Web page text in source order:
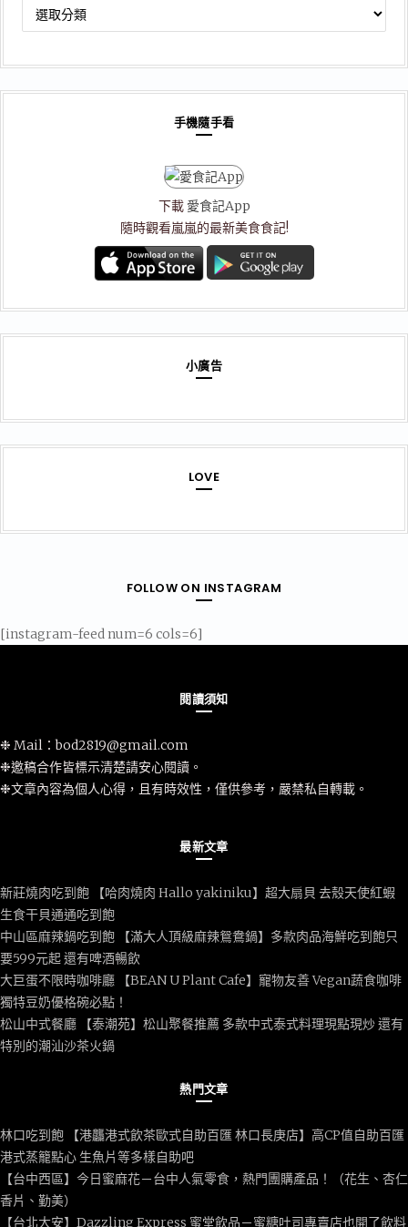
章
類
手機隨手看
下載 愛食記App
隨時觀看嵐嵐的最新美食食記!
小廣告
LOVE
FOLLOW ON INSTAGRAM
[instagram-feed num=6 cols=6]
閱讀須知
❉ Mail：bod2819@gmail.com
❉邀稿合作皆標示清楚請安心閱讀。
❉文章內容為個人心得，且有時效性，僅供參考，嚴禁私自轉載。
最新文章
新莊燒肉吃到飽 【哈肉燒肉 Hallo yakiniku】超大扇貝 去殼天使紅蝦
生食干貝通通吃到飽
中山區麻辣鍋吃到飽 【滿大人頂級麻辣鴛鴦鍋】多款肉品海鮮吃到飽只
要599元起 還有啤酒暢飲
大巨蛋不限時咖啡廳 【BEAN U Plant Cafe】寵物友善 Vegan蔬食咖啡
獨特豆奶優格碗必點！
松山中式餐廳 【泰潮苑】松山聚餐推薦 多款中式泰式料理現點現炒 還有
特別的潮汕沙茶火鍋
熱門文章
林口吃到飽 【港龘港式飲茶歐式自助百匯 林口長庚店】高CP值自助百匯
港式蒸籠點心 生魚片等多樣自助吧
【台中西區】今日蜜麻花－台中人氣零食，熱門團購產品！（花生、杏仁
香片、勤美）
【台北大安】Dazzling Express 蜜堂飲品－蜜糖吐司專賣店也開了飲料